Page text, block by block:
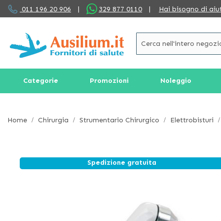
Salta
al
011 196 20 906 | 329 877 0110 | Hai bisogno di
Categorie Promozioni Noleggio
Home Chirurgia Strumentario Chirurgico Elettrobisturi
Spedizione gratuita